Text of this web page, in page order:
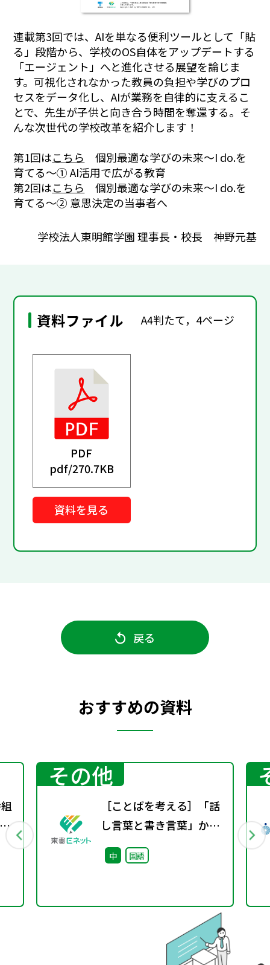
連載第3回では、AIを単なる便利ツールとして「貼
る」段階から、学校のOS自体をアップデートする
「エージェント」へと進化させる展望を論じま
す。可視化されなかった教員の負担や学びのプロ
セスをデータ化し、AIが業務を自律的に支えるこ
とで、先生が子供と向き合う時間を奪還する。そ
んな次世代の学校改革を紹介します！
第1回はこちら 個別最適な学びの未来～I do.を
育てる～① AI活用で広がる教育
第2回はこちら 個別最適な学びの未来～I do.を
育てる～② 意思決定の当事者へ
学校法人東明館学園 理事長・校長 神野元基
資料ファイル A4判たて，4ページ
PDF
pdf/270.7KB
資料を見る
戻る
おすすめの資料
その他
［ことばを考える］「話
し言葉と書き言葉」から
見た日本語
中 国語